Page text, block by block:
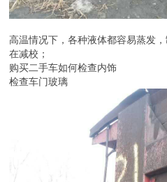
高温情况下，各种液体都容易蒸发
在减校；
购买二手车如何检查内饰
检查车门玻璃